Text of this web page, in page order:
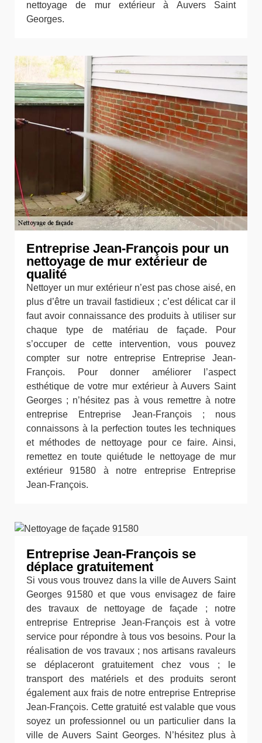
nettoyage de mur extérieur à Auvers Saint
Georges.
Entreprise Jean-François pour un
nettoyage de mur extérieur de
qualité
Nettoyer un mur extérieur n’est pas chose aisé, en
plus d’être un travail fastidieux ; c’est délicat car il
faut avoir connaissance des produits à utiliser sur
chaque type de matériau de façade. Pour
s’occuper de cette intervention, vous pouvez
compter sur notre entreprise Entreprise Jean-
François. Pour donner améliorer l’aspect
esthétique de votre mur extérieur à Auvers Saint
Georges ; n’hésitez pas à vous remettre à notre
entreprise Entreprise Jean-François ; nous
connaissons à la perfection toutes les techniques
et méthodes de nettoyage pour ce faire. Ainsi,
remettez en toute quiétude le nettoyage de mur
extérieur 91580 à notre entreprise Entreprise
Jean-François.
Entreprise Jean-François se
déplace gratuitement
Si vous vous trouvez dans la ville de Auvers Saint
Georges 91580 et que vous envisagez de faire
des travaux de nettoyage de façade ; notre
entreprise Entreprise Jean-François est à votre
service pour répondre à tous vos besoins. Pour la
réalisation de vos travaux ; nos artisans ravaleurs
se déplaceront gratuitement chez vous ; le
transport des matériels et des produits seront
également aux frais de notre entreprise Entreprise
Jean-François. Cette gratuité est valable que vous
soyez un professionnel ou un particulier dans la
ville de Auvers Saint Georges. N’hésitez plus à